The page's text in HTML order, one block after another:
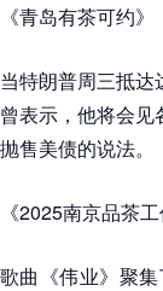
《青岛有茶可约》
当特朗普周三抵
曾表示，他将会
抛售美债的说法。
《2025南京品茶工
歌曲《伟业》聚